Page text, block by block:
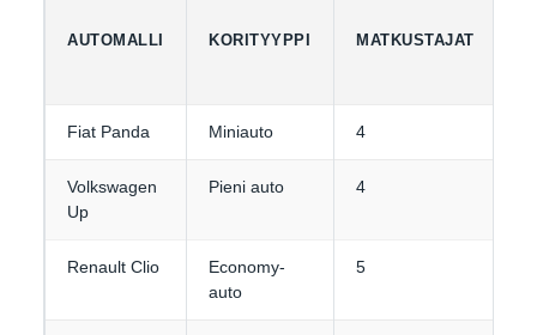
AUTOMALLI KORITYYPPI MATKUSTAJAT
Fiat Panda Miniauto 4
Volkswagen
Up
Pieni auto 4
Renault Clio
Economy-
auto
5